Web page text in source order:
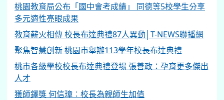
桃園教育局公布「國中會考成績」 同德等5校學生分享
多元適性亮眼成果
教育薪火相傳 校長布達典禮87人異動│T-NEWS聯播網
聚焦智慧創新 桃園市舉辦113學年校長布達典禮
桃市各級學校校長布達典禮登場 張善政：孕育更多傑出
人才
獲師鐸獎 何信璋︰校長為親師生加值